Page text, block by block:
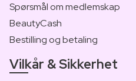
Spørsmål om medlemskap
BeautyCash
Bestilling og betaling
Vilkår & Sikkerhet